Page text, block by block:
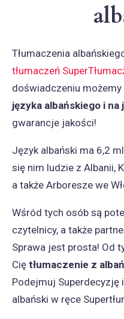
Tłumaczenia
tłumaczeń
doświadczeniu
języka albańskiego i na
gwarancje jakości!
Język albański ma 6,2
się nim ludzie z Albanii,
a także Arboresze we
Wśród tych osób są
czytelnicy, a także
Sprawa jest prosta! Od
Cię tłumaczenie z
Podejmuj Superdecyzję i
albański w ręce